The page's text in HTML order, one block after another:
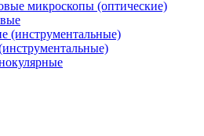
микроскопы (оптические)